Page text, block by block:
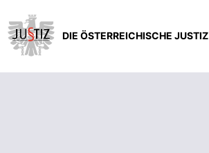
DIE ÖSTERREICHISCHE JUSTIZ